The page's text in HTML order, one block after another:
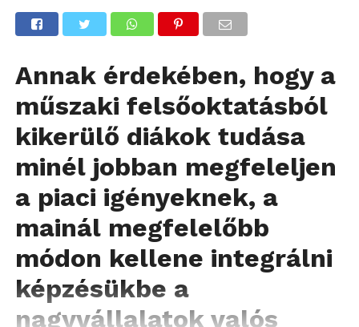
Annak érdekében, hogy a
műszaki felsőoktatásból
kikerülő diákok tudása
minél jobban megfeleljen
a piaci igényeknek, a
mainál megfelelőbb
módon kellene integrálni
képzésükbe a
nagyvállalatok valós